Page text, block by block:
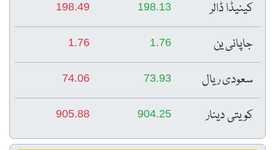
کینیڈا ڈالر 198.13
198.49
جاپانی ین 1.76
1.76
سعودی ریال 73.93
74.06
کویتی دینار 904.25
905.88